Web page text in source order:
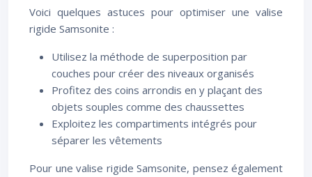
Voici quelques astuces pour optimiser une valise
rigide Samsonite :
Utilisez la méthode de superposition par
couches pour créer des niveaux organisés
Profitez des coins arrondis en y plaçant des
objets souples comme des chaussettes
Exploitez les compartiments intégrés pour
séparer les vêtements
Pour une valise rigide Samsonite, pensez également